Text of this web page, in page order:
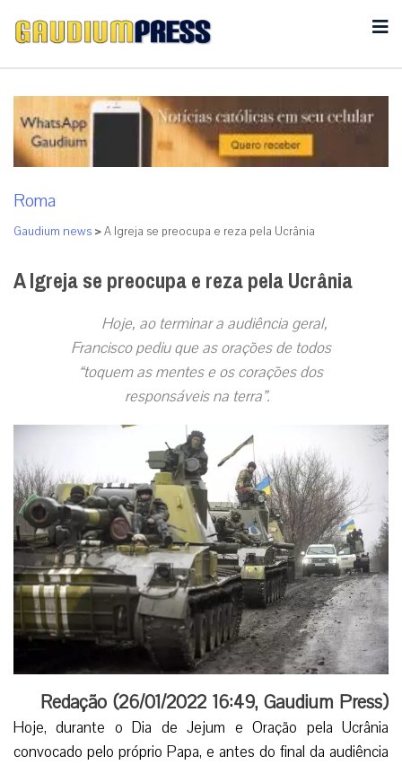
Roma
Gaudium news >A Igreja se preocupa e reza pela Ucrânia
A Igreja se preocupa e reza pela Ucrânia
Hoje, ao terminar a audiência geral,
Francisco pediu que as orações de todos
“toquem as mentes e os corações dos
responsáveis na terra”.
Redação (26/01/2022 16:49,Gaudium Press)
Hoje, durante o Dia de Jejum e Oração pela Ucrânia
convocado pelo próprio Papa, e antes do final da audiência